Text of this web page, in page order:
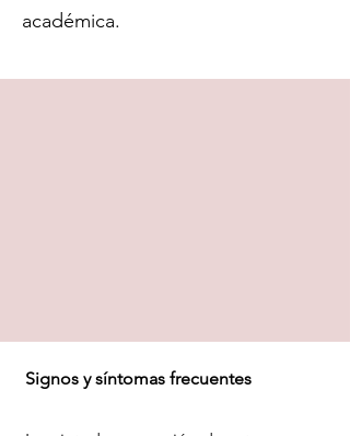
académica.
Signos y síntomas frecuentes